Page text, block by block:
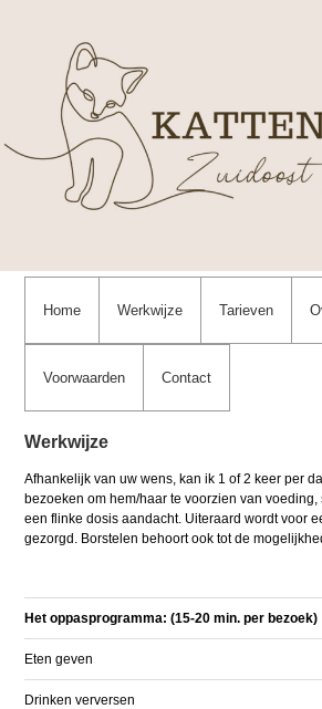
Home Werkwijze Tarieven
Voorwaarden Contact
Werkwijze
Afhankelijk van uw wens, kan ik 1 of 2 keer per
bezoeken om hem/haar te voorzien van
een flinke dosis aandacht. Uiteraard wordt voor
gezorgd. Borstelen behoort ook tot de
Het oppasprogramma: (15-20 min. per bezoek)
Eten geven
Drinken verversen